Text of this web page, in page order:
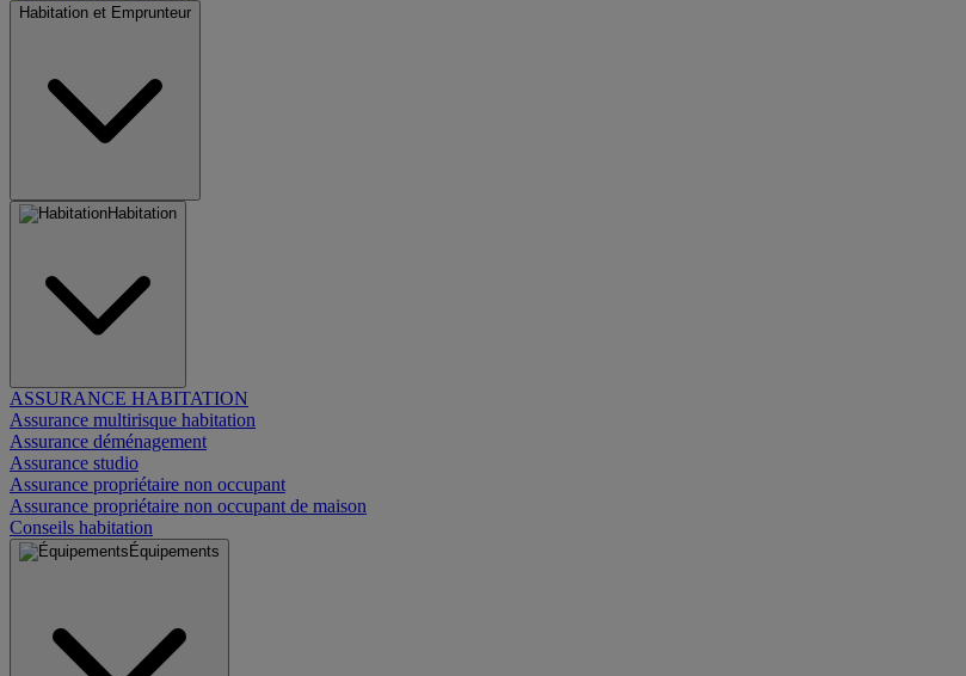
Habitation et Emprunteur
Habitation
ASSURANCE HABITATION
Assurance multirisque habitation
Assurance déménagement
Assurance studio
Assurance propriétaire non occupant
Assurance propriétaire non occupant de maison
Conseils habitation
Équipements